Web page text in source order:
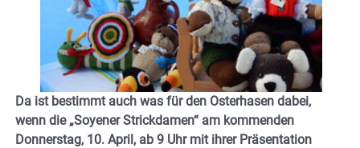
Da ist bestimmt auch was für den Osterhasen dabei,
wenn die „Soyener Strickdamen“ am kommenden
Donnerstag, 10. April, ab 9 Uhr mit ihrer Präsentation